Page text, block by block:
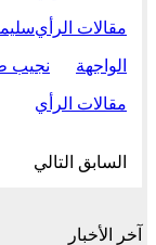
مقالات الرأي
الواجهة نجيب
مقالات الرأي
السابق التالي
آخر الأخبار